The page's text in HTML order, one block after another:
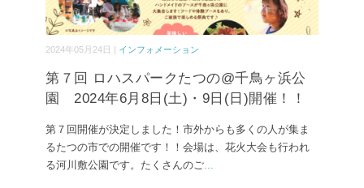
2024年05月24日 | インフォメーション
第７回 ロハスパークたつの@千鳥ヶ浜公
園 2024年6月8日(土)・9日(日)開催！！
第７回開催が決定しました！市外からも多くの人が集ま
るたつの市での開催です！！会場は、花火大会も行われ
る河川敷公園です。たくさんのご...